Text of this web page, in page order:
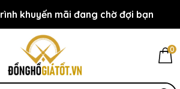
bạn đến với Đồnghồgiátốt.vn!
khuyến mãi đang chờ đợi bạn
0